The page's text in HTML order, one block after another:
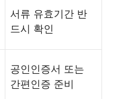
서류 유효기간 반
드시 확인
공인인증서 또는
간편인증 준비